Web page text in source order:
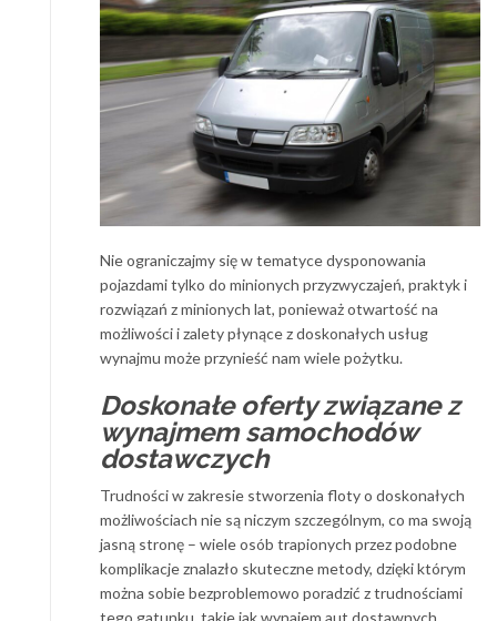
Nie ograniczajmy się w tematyce dysponowania
pojazdami tylko do minionych przyzwyczajeń, praktyk i
rozwiązań z minionych lat, ponieważ otwartość na
możliwości i zalety płynące z doskonałych usług
wynajmu może przynieść nam wiele pożytku.
Doskonałe oferty związane z
wynajmem samochodów
dostawczych
Trudności w zakresie stworzenia floty o doskonałych
możliwościach nie są niczym szczególnym, co ma swoją
jasną stronę – wiele osób trapionych przez podobne
komplikacje znalazło skuteczne metody, dzięki którym
można sobie bezproblemowo poradzić z trudnościami
tego gatunku, takie jak wynajem aut dostawnych